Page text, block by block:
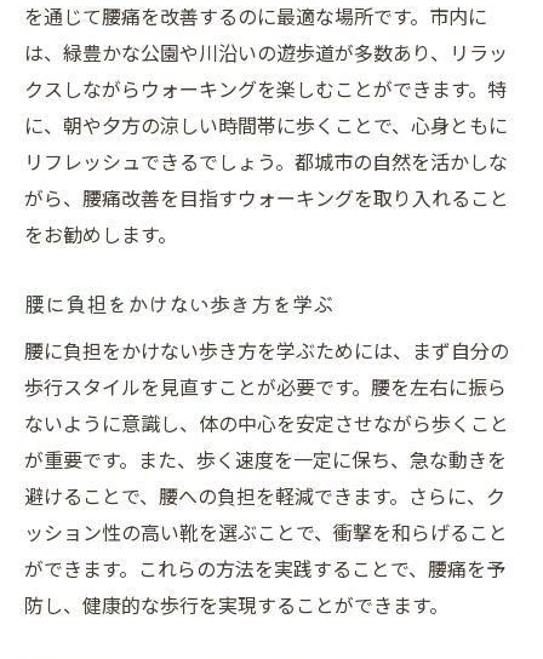
を通じて腰痛を改善するのに最適な場所です。市内に
は、緑豊かな公園や川沿いの遊歩道が多数あり、リラッ
クスしながらウォーキングを楽しむことができます。特
に、朝や夕方の涼しい時間帯に歩くことで、心身ともに
リフレッシュできるでしょう。都城市の自然を活かしな
がら、腰痛改善を目指すウォーキングを取り入れること
をお勧めします。
腰に負担をかけない歩き方を学ぶ
腰に負担をかけない歩き方を学ぶためには、まず自分の
歩行スタイルを見直すことが必要です。腰を左右に振ら
ないように意識し、体の中心を安定させながら歩くこと
が重要です。また、歩く速度を一定に保ち、急な動きを
避けることで、腰への負担を軽減できます。さらに、ク
ッション性の高い靴を選ぶことで、衝撃を和らげること
ができます。これらの方法を実践することで、腰痛を予
防し、健康的な歩行を実現することができます。